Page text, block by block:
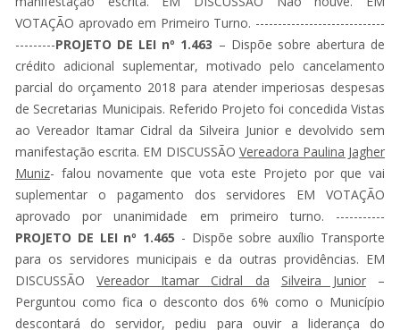
VOTAÇÃO aprovado em Primeiro Turno. -----------------------------
---------PROJETO DE LEI nº 1.463 – Dispõe sobre abertura de
crédito adicional suplementar, motivado pelo cancelamento
parcial do orçamento 2018 para atender imperiosas despesas
de Secretarias Municipais. Referido Projeto foi concedida Vistas
ao Vereador Itamar Cidral da Silveira Junior e devolvido sem
manifestação escrita. EM DISCUSSÃO Vereadora Paulina Jagher
Muniz- falou novamente que vota este Projeto por que vai
suplementar o pagamento dos servidores EM VOTAÇÃO
aprovado por unanimidade em primeiro turno. -----------
PROJETO DE LEI nº 1.465 - Dispõe sobre auxílio Transporte
para os servidores municipais e da outras providências. EM
DISCUSSÃOVereador Itamar Cidral da Silveira Junior–
Perguntou como fica o desconto dos 6% como o Município
descontará do servidor, pediu para ouvir a liderança do